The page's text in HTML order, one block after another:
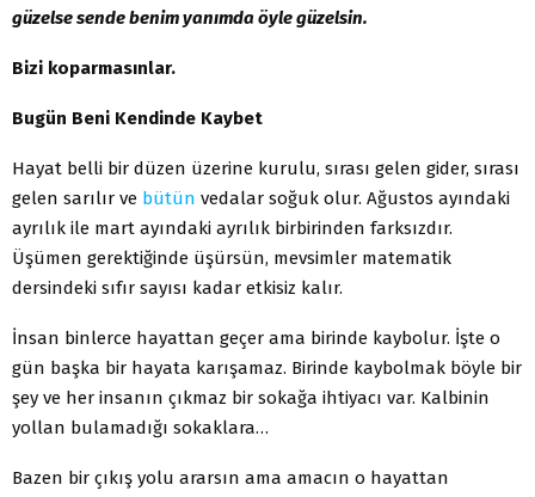
güzelse sende benim yanımda öyle güzelsin.
Bizi koparmasınlar.
Bugün Beni Kendinde Kaybet
Hayat belli bir düzen üzerine kurulu, sırası gelen gider, sırası
gelen sarılır ve bütün vedalar soğuk olur. Ağustos ayındaki
ayrılık ile mart ayındaki ayrılık birbirinden farksızdır.
Üşümen gerektiğinde üşürsün, mevsimler matematik
dersindeki sıfır sayısı kadar etkisiz kalır.
İnsan binlerce hayattan geçer ama birinde kaybolur. İşte o
gün başka bir hayata karışamaz. Birinde kaybolmak böyle bir
şey ve her insanın çıkmaz bir sokağa ihtiyacı var. Kalbinin
yollan bu­lamadığı sokaklara…
Bazen bir çıkış yolu ararsın ama amacın o hayattan